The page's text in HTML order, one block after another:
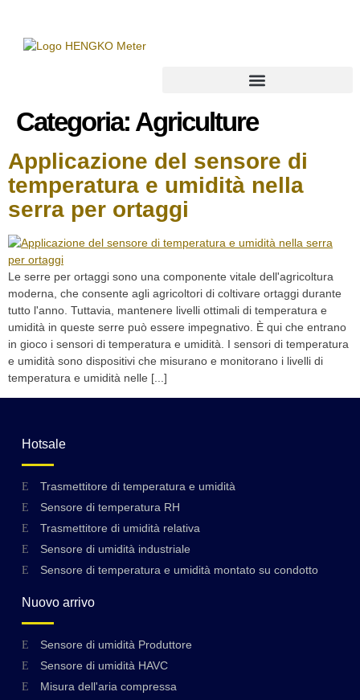
Categoria: Agriculture
Applicazione del sensore di
temperatura e umidità nella
serra per ortaggi
Le serre per ortaggi sono una componente vitale dell'agricoltura
moderna, che consente agli agricoltori di coltivare ortaggi durante
tutto l'anno. Tuttavia, mantenere livelli ottimali di temperatura e
umidità in queste serre può essere impegnativo. È qui che entrano
in gioco i sensori di temperatura e umidità. I sensori di temperatura
e umidità sono dispositivi che misurano e monitorano i livelli di
temperatura e umidità nelle [...]
Hotsale
Trasmettitore di temperatura e umidità
Sensore di temperatura RH
Trasmettitore di umidità relativa
Sensore di umidità industriale
Sensore di temperatura e umidità montato su condotto
Nuovo arrivo
Sensore di umidità Produttore
Sensore di umidità HAVC
Misura dell'aria compressa